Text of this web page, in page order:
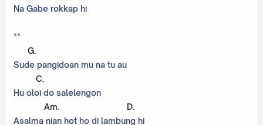
Na Gabe rokkap hi
**
G.
Sude pangidoan mu na tu au
C.
Hu oloi do salelengon
Am. D.
Asalma nian hot ho di lambung hi